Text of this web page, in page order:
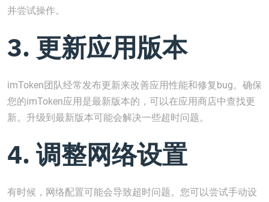
并尝试操作。
3. 更新应用版本
imToken团队经常发布更新来改善应用性能和修复bug。确保
您的imToken应用是最新版本的，可以在应用商店中查找更
新。升级到最新版本可能会解决一些超时问题。
4. 调整网络设置
有时候，网络配置可能会导致超时问题。您可以尝试手动设